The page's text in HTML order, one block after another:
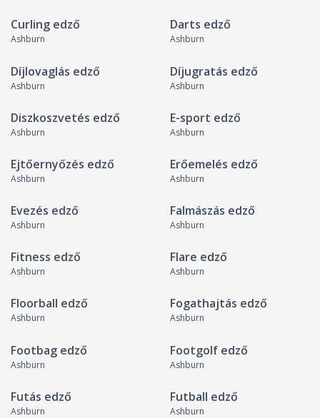
Curling edző
Ashburn
Darts edző
Ashburn
Díjlovaglás edző
Ashburn
Díjugratás edző
Ashburn
Diszkoszvetés edző
Ashburn
E-sport edző
Ashburn
Ejtőernyőzés edző
Ashburn
Erőemelés edző
Ashburn
Evezés edző
Ashburn
Falmászás edző
Ashburn
Fitness edző
Ashburn
Flare edző
Ashburn
Floorball edző
Ashburn
Fogathajtás edző
Ashburn
Footbag edző
Ashburn
Footgolf edző
Ashburn
Futás edző
Ashburn
Futball edző
Ashburn